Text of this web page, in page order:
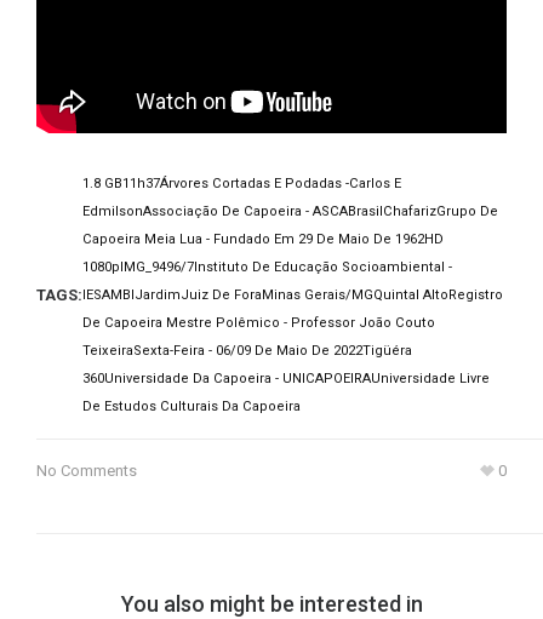
TAGS:
1.8 GB11h37Árvores Cortadas E Podadas -Carlos E
EdmilsonAssociação De Capoeira - ASCABrasil ChafarizGrupo De
Capoeira Meia Lua - Fundado Em 29 De Maio De 1962HD
1080p IMG_9496/7 Instituto De Educação Socioambiental -
IESAMBI JardimJuiz De Fora Minas Gerais/MGQuintal Alto Registro
De Capoeira Mestre Polêmico - Professor João Couto
TeixeiraSexta-Feira - 06/09 De Maio De 2022Tigüéra
360Universidade Da Capoeira - UNICAPOEIRAUniversidade Livre
De Estudos Culturais Da Capoeira
No Comments 0
You also might be interested in